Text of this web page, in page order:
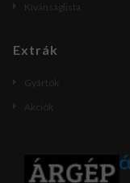
Kívánságlista
Extrák
Gyártók
Akciók